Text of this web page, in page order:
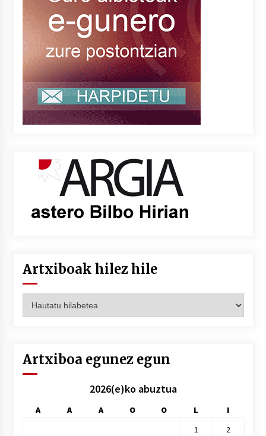
Artxiboak hilez hile
hilez
Artxiboa egunez egun
2026(e)ko abuztua
A A A O O L
I
1
2